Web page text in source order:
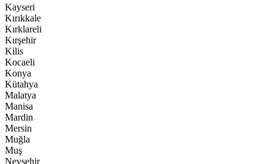
Kayseri
Kırıkkale
Kırklareli
Kırşehir
Kilis
Kocaeli
Konya
Kütahya
Malatya
Manisa
Mardin
Mersin
Muğla
Muş
Nevşehir